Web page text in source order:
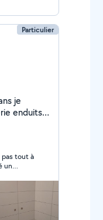
Particulier
je
enduits à
un